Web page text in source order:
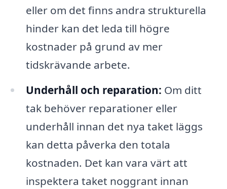
eller om det finns andra strukturella
hinder kan det leda till högre
kostnader på grund av mer
tidskrävande arbete.
Underhåll och reparation: Om ditt
tak behöver reparationer eller
underhåll innan det nya taket läggs
kan detta påverka den totala
kostnaden. Det kan vara värt att
inspektera taket noggrant innan